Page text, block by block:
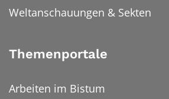
Weltanschauungen & Sekten
Themenportale
Arbeiten im Bistum